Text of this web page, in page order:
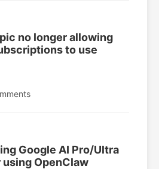
no longer allowing
to use
Google AI Pro/Ultra
OpenClaw